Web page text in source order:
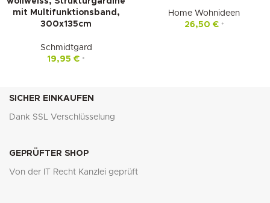
mit Multifunktionsband,
300x135cm
Schmidtgard
19,95 € *
Home Wohnideen
26,50 € *
SICHER EINKAUFEN
Dank SSL Verschlüsselung
GEPRÜFTER SHOP
Von der IT Recht Kanzlei geprüft